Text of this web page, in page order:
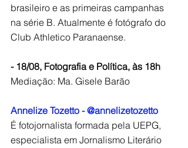
brasileiro e as primeiras campanhas
na série B. Atualmente é fotógrafo do
Club Athletico Paranaense.
- 18/08, Fotografia e Política, às 18h
Mediação: Ma. Gisele Barão
Annelize Tozetto - @annelizetozetto
É fotojornalista formada pela UEPG,
especialista em Jornalismo Literário